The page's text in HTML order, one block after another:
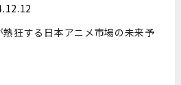
熱狂する日本アニメ市場の未来予